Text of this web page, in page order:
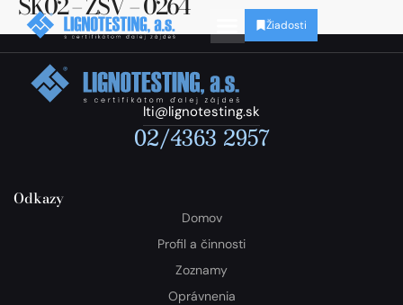
Žiadosti
lti@lignotesting.sk
02/4363 2957
Odkazy
Domov
Profil a činnosti
Zoznamy
Oprávnenia